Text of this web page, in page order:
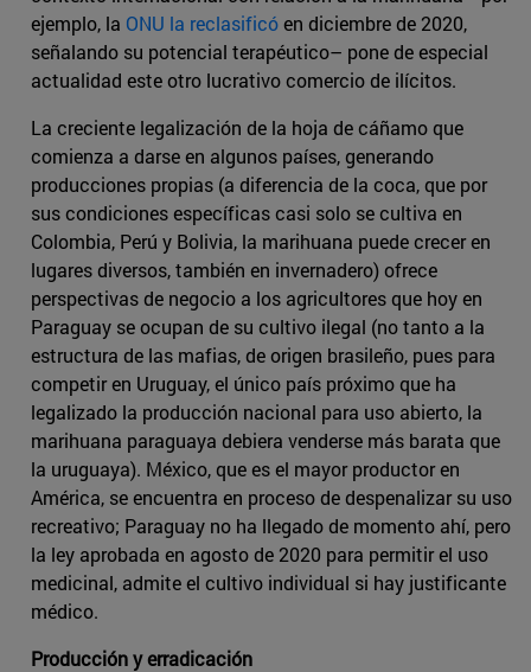
ejemplo, la ONU la reclasificóen diciembre de 2020,
señalando su potencial terapéutico– pone de especial
actualidad este otro lucrativo comercio de ilícitos.
La creciente legalización de la hoja de cáñamo que
comienza a darse en algunos países, generando
producciones propias (a diferencia de la coca, que por
sus condiciones específicas casi solo se cultiva en
Colombia, Perú y Bolivia, la marihuana puede crecer en
lugares diversos, también en invernadero) ofrece
perspectivas de negocio a los agricultores que hoy en
Paraguay se ocupan de su cultivo ilegal (no tanto a la
estructura de las mafias, de origen brasileño, pues para
competir en Uruguay, el único país próximo que ha
legalizado la producción nacional para uso abierto, la
marihuana paraguaya debiera venderse más barata que
la uruguaya). México, que es el mayor productor en
América, se encuentra en proceso de despenalizar su uso
recreativo; Paraguay no ha llegado de momento ahí, pero
la ley aprobada en agosto de 2020 para permitir el uso
medicinal, admite el cultivo individual si hay justificante
médico.
Producción y erradicación